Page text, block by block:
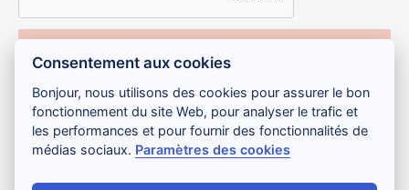
Paiement sécurisé :
Consentement aux cookies
Bonjour, nous utilisons des cookies pour assurer le bon
fonctionnement du site Web, pour analyser le trafic et
les performances et pour fournir des fonctionnalités de
médias sociaux. Paramètres des cookies